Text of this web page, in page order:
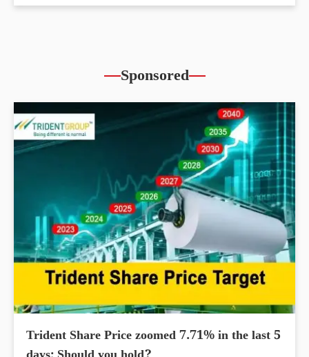
Sponsored
Trident Share Price zoomed 7.71% in the last 5